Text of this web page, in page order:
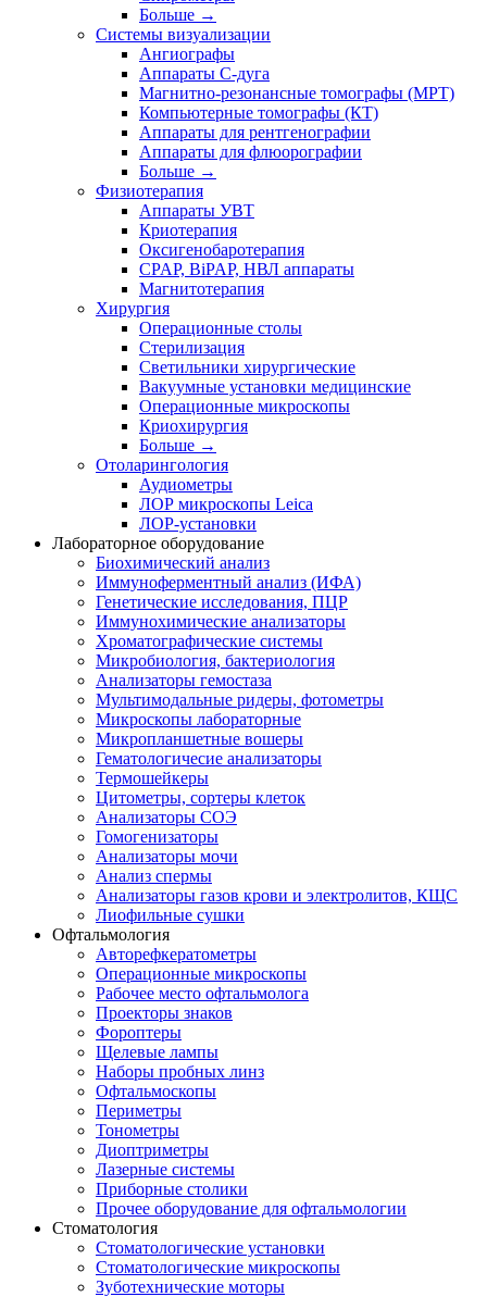
Больше →
Системы визуализации
Ангиографы
Аппараты C-дуга
Магнитно-резонансные томографы (МРТ)
Компьютерные томографы (КТ)
Аппараты для рентгенографии
Аппараты для флюорографии
Больше →
Физиотерапия
Аппараты УВТ
Криотерапия
Оксигенобаротерапия
CPAP, BiPAP, НВЛ аппараты
Магнитотерапия
Хирургия
Операционные столы
Стерилизация
Светильники хирургические
Вакуумные установки медицинские
Операционные микроскопы
Криохирургия
Больше →
Отоларингология
Аудиометры
ЛОР микроскопы Leica
ЛОР-установки
Лабораторное оборудование
Биохимический анализ
Иммуноферментный анализ (ИФА)
Генетические исследования, ПЦР
Иммунохимические анализаторы
Хроматографические системы
Микробиология, бактериология
Анализаторы гемостаза
Мультимодальные ридеры, фотометры
Микроскопы лабораторные
Микропланшетные вошеры
Гематологичесие анализаторы
Термошейкеры
Цитометры, сортеры клеток
Анализаторы СОЭ
Гомогенизаторы
Анализаторы мочи
Анализ спермы
Анализаторы газов крови и электролитов, КЩС
Лиофильные сушки
Офтальмология
Авторефкератометры
Операционные микроскопы
Рабочее место офтальмолога
Проекторы знаков
Фороптеры
Щелевые лампы
Наборы пробных линз
Офтальмоскопы
Периметры
Тонометры
Диоптриметры
Лазерные системы
Приборные столики
Прочее оборудование для офтальмологии
Стоматология
Стоматологические установки
Стоматологические микроскопы
Зуботехнические моторы